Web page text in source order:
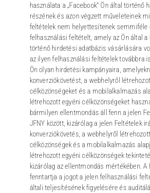
használata a „Facebook” Ön által történő
részének és azon végzett műveleteinek
feltételek nem helyettesítenek semmiféle
felhasználási feltételt, amely az Ön által a
történő hirdetési adatbázis vásárlására
az ilyen felhasználási feltételek továbbra
Ön olyan hirdetési kampányaira,
konverziókövetést, a webhelyről
célközönségeket és a mobilalkalmazás
létrehozott egyéni célközönségeket
bármilyen ellentmondás áll fenn a jelen
JFNY között, kizárólag a jelen Feltételek
konverziókövetés, a webhelyről
célközönségek és a mobilalkalmazás
létrehozott egyéni célközönségek
kizárólag az ellentmondás mértékében. A
fenntartja a jogot a jelen felhasználási
általi teljesítésének figyelésére és